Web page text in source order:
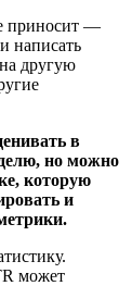
приносит —
написать
другую
в
но можно
которую
и
может